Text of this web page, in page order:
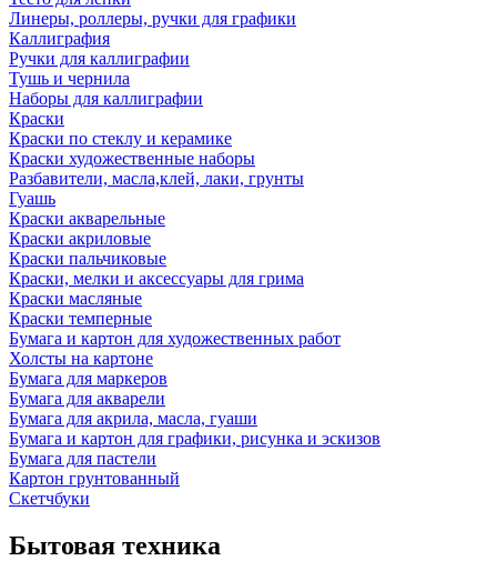
Линеры, роллеры, ручки для графики
Каллиграфия
Ручки для каллиграфии
Тушь и чернила
Наборы для каллиграфии
Краски
Краски по стеклу и керамике
Краски художественные наборы
Разбавители, масла,клей, лаки, грунты
Гуашь
Краски акварельные
Краски акриловые
Краски пальчиковые
Краски, мелки и аксессуары для грима
Краски масляные
Краски темперные
Бумага и картон для художественных работ
Холсты на картоне
Бумага для маркеров
Бумага для акварели
Бумага для акрила, масла, гуаши
Бумага и картон для графики, рисунка и эскизов
Бумага для пастели
Картон грунтованный
Скетчбуки
Бытовая техника